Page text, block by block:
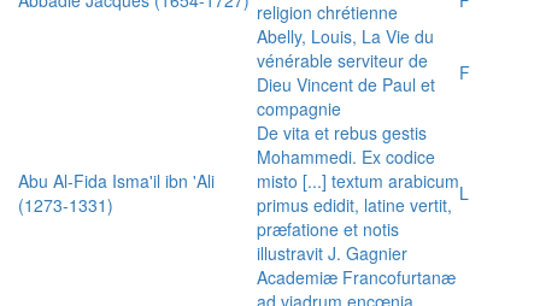
religion chrétienne
Abelly, Louis, La Vie du
vénérable serviteur de
Dieu Vincent de Paul et
compagnie
F
Abu Al-Fida Isma'il ibn 'Ali
(1273-1331)
De vita et rebus gestis
Mohammedi. Ex codice
misto [...] textum arabicum
primus edidit, latine vertit,
præfatione et notis
illustravit J. Gagnier
L
Academiæ Francofurtanæ
ad viadrum encœnia